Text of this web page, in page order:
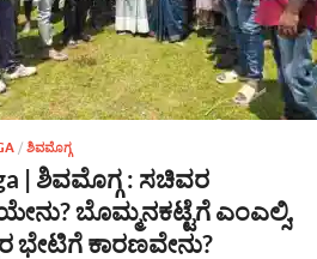
/ ಶಿವಮೊಗ್ಗ
| ಶಿವಮೊಗ್ಗ : ಸಚಿವರ
ಬೊಮ್ಮನಕಟ್ಟೆಗೆ ಎಂಎಲ್ಸಿ,
ಭೇಟಿಗೆ ಕಾರಣವೇನು?